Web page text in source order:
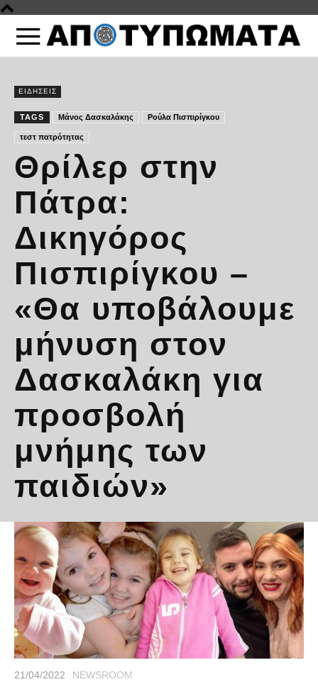
ΕΙΔΗΣΕΙΣ
TAGS Μάνος Δασκαλάκης Ρούλα Πισπιρίγκου
τεστ πατρότητας
Θρίλερ στην
Πάτρα:
Δικηγόρος
Πισπιρίγκου –
«Θα υποβάλουμε
μήνυση στον
Δασκαλάκη για
προσβολή
μνήμης των
παιδιών»
21/04/2022 NEWSROOM